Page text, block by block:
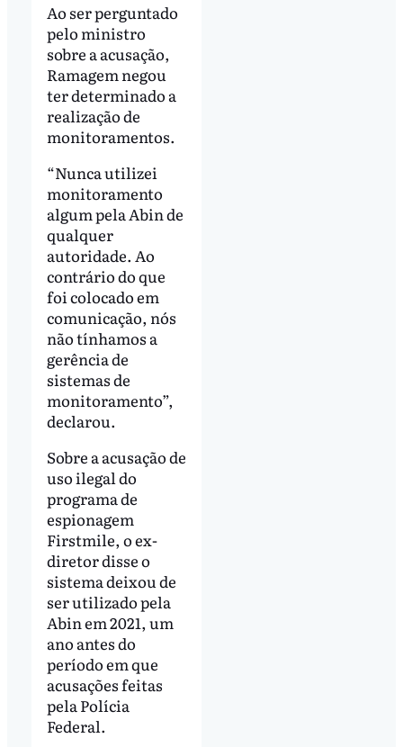
Ao ser perguntado
pelo ministro
sobre a acusação,
Ramagem negou
ter determinado a
realização de
monitoramentos.
“Nunca utilizei
monitoramento
algum pela Abin de
qualquer
autoridade. Ao
contrário do que
foi colocado em
comunicação, nós
não tínhamos a
gerência de
sistemas de
monitoramento”,
declarou.
Sobre a acusação de
uso ilegal do
programa de
espionagem
Firstmile, o ex-
diretor disse o
sistema deixou de
ser utilizado pela
Abin em 2021, um
ano antes do
período em que
acusações feitas
pela Polícia
Federal.